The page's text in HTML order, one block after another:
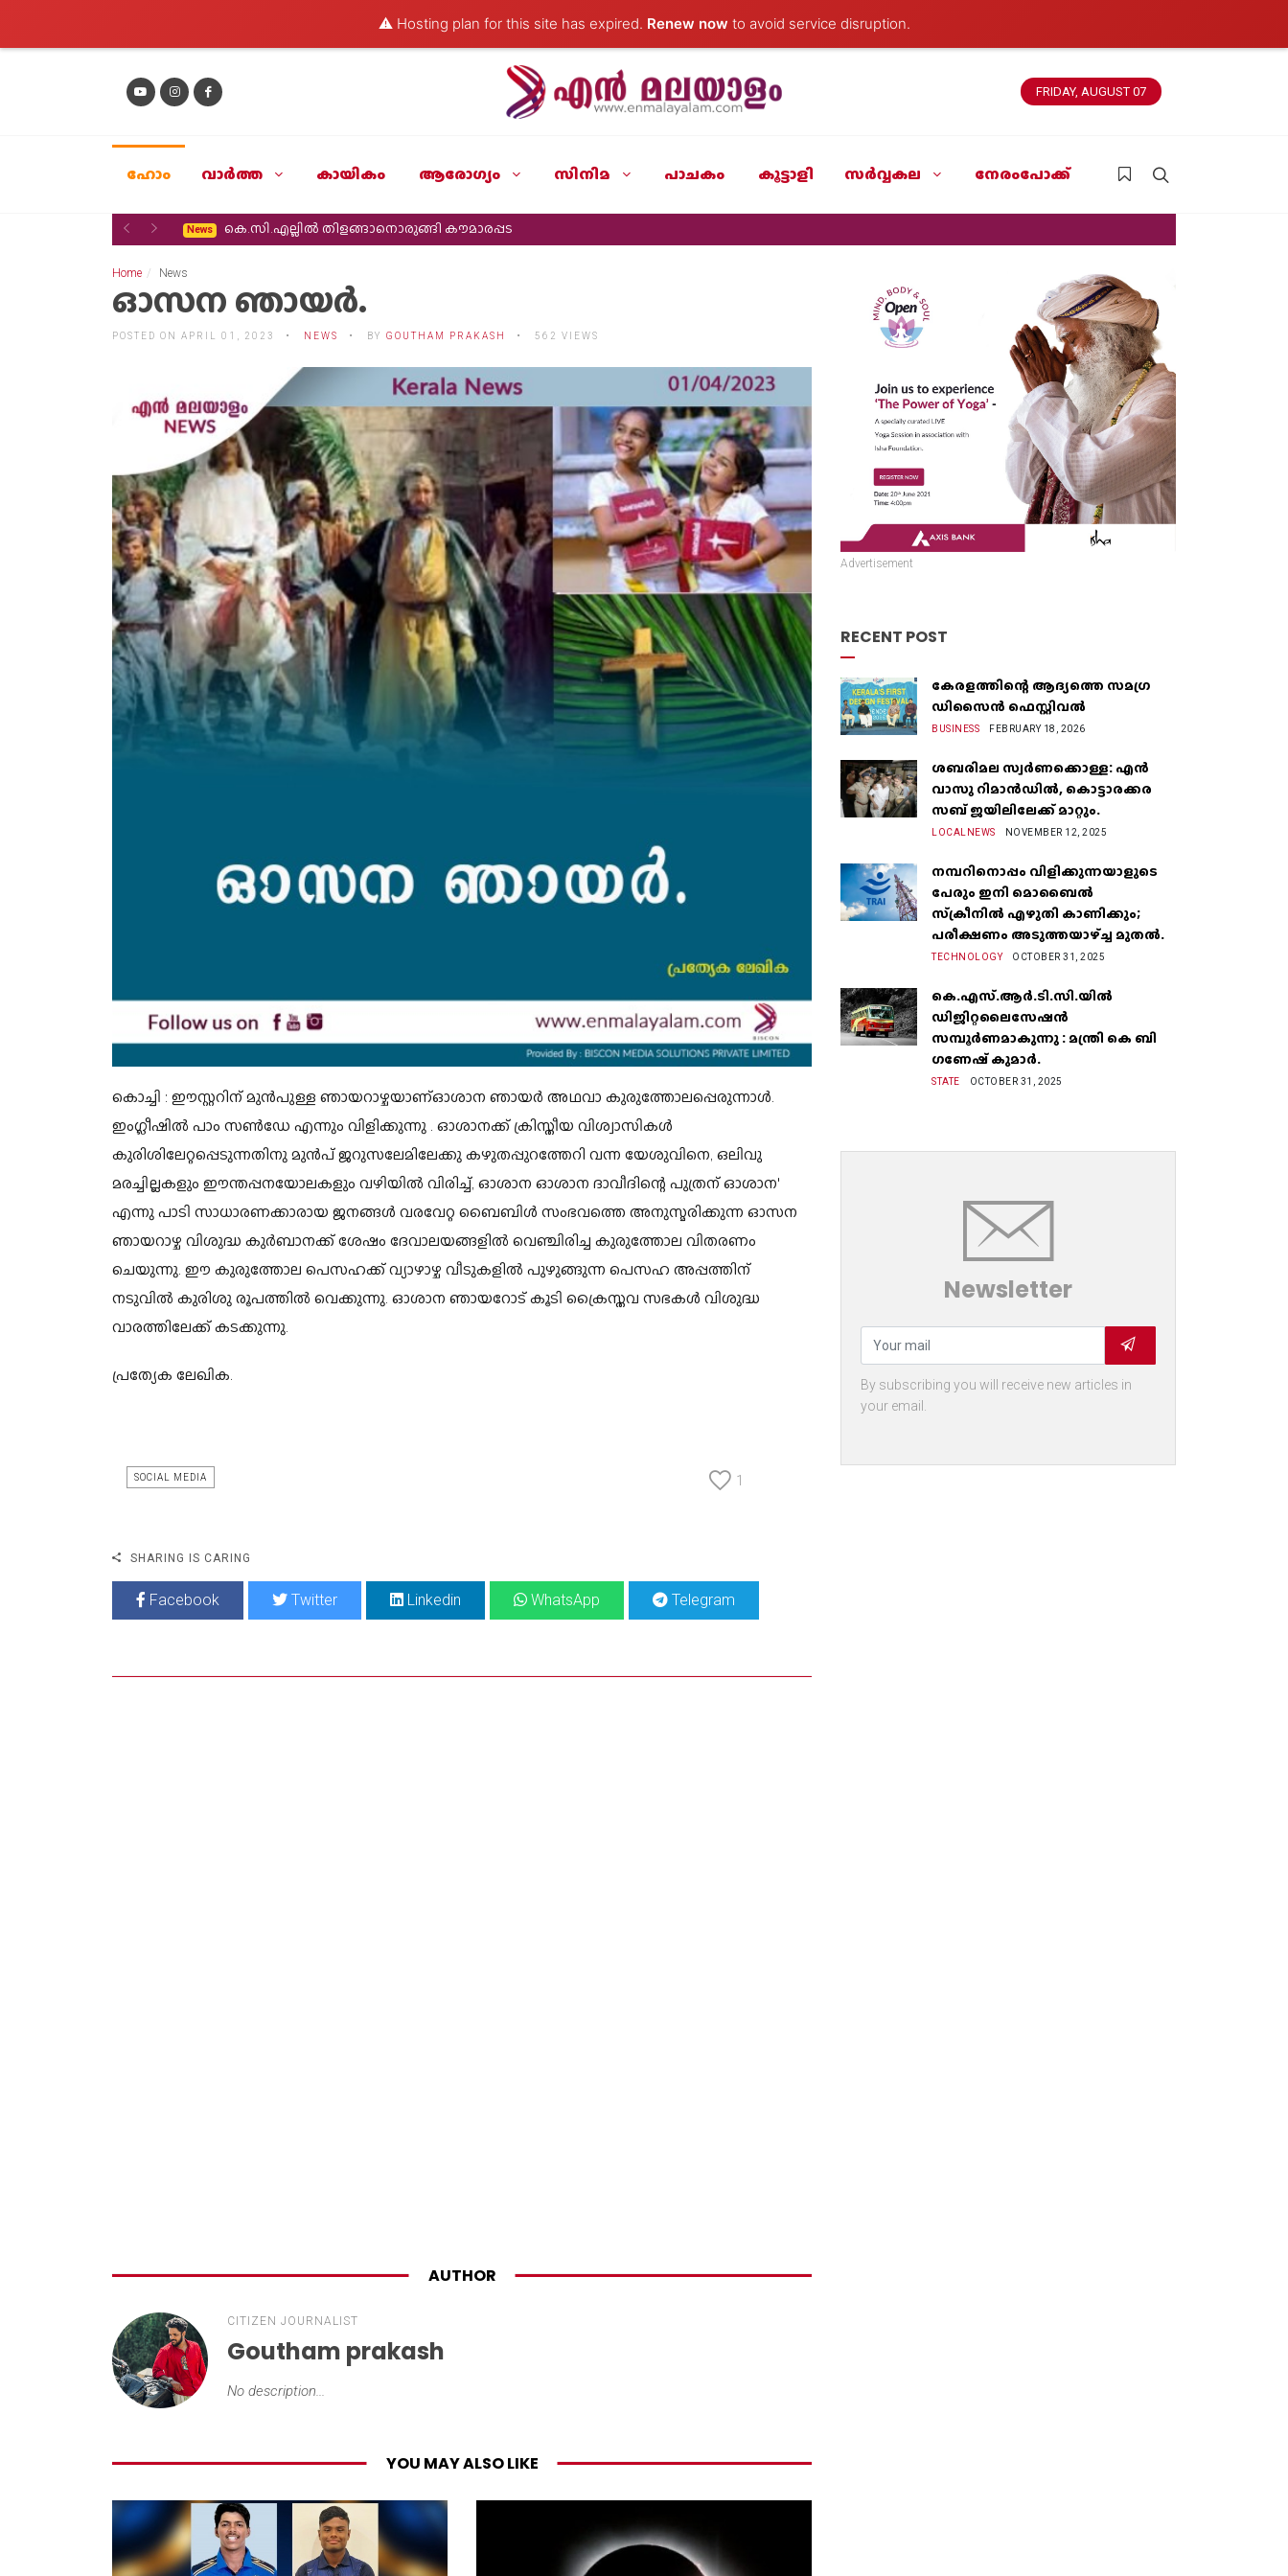
⚠️ Hosting plan for this site has expired. Renew now to avoid service disruption.
FRIDAY, AUGUST 07
ഹോം വാര്‍ത്ത കായികം ആരോഗ്യം സിനിമ പാചകം കൂട്ടാളി സർവ്വകല നേരംപോക്ക്
Previous
NextNews കെ.സി.എല്ലിൽ തിളങ്ങാനൊരുങ്ങി കൗമാരപ്പട
Home News
ഓസന ഞായർ.
POSTED ON APRIL 01, 2023 NEWS BY GOUTHAM PRAKASH 562 VIEWS
കൊച്ചി : ഈസ്റ്ററിന് മുൻപുള്ള ഞായറാഴ്ചയാണ്ഓശാന ഞായർ അഥവാ കുരുത്തോലപ്പെരുന്നാൾ.
ഇംഗ്ലീഷിൽ പാം സൺ‌ഡേ എന്നും വിളിക്കുന്നു . ഓശാനക്ക്‌ ക്രിസ്തീയ വിശ്വാസികൾ
കുരിശിലേറ്റപ്പെടുന്നതിനു മുൻപ്‌ ജറുസലേമിലേക്കു കഴുതപ്പുറത്തേറി വന്ന യേശുവിനെ, ഒലിവു
മരച്ചില്ലകളും ഈന്തപ്പനയോലകളും വഴിയിൽ വിരിച്ച്‌, ഓശാന ഓശാന ദാവീദിന്റെ പുത്രന്‌ ഓശാന'
എന്നു പാടി സാധാരണക്കാരായ ജനങ്ങൾ വരവേറ്റ ബൈബിൾ സംഭവത്തെ അനുസ്മരിക്കുന്ന ഓസന
ഞായറാഴ്ച വിശുദ്ധ കുർബാനക്ക്‌ ശേഷം ദേവാലയങ്ങളിൽ വെഞ്ചിരിച്ച കുരുത്തോല വിതരണം
ചെയുന്നു. ഈ കുരുത്തോല പെസഹക്ക്‌ വ്യാഴാഴ്ച വീടുകളിൽ പുഴുങ്ങുന്ന പെസഹ അപ്പത്തിന്
നടുവിൽ കുരിശു രൂപത്തിൽ വെക്കുന്നു. ഓശാന ഞായറോട് കൂടി ക്രൈസ്തവ സഭകൾ വിശുദ്ധ
വാരത്തിലേക്ക് കടക്കുന്നു.
പ്രത്യേക ലേഖിക.
SOCIAL MEDIA 1
SHARING IS CARING
Facebook Twitter Linkedin WhatsApp Telegram
AUTHOR
CITIZEN JOURNALIST
Goutham prakash
No description...
YOU MAY ALSO LIKE
Advertisement
RECENT POST
കേരളത്തിന്റെ ആദ്യത്തെ സമഗ്ര
ഡിസൈൻ ഫെസ്റ്റിവൽ
BUSINESS FEBRUARY 18, 2026
ശബരിമല സ്വർണക്കൊള്ള: എൻ
വാസു റിമാൻഡിൽ, കൊട്ടാരക്കര
സബ് ജയിലിലേക്ക് മാറ്റും.
LOCALNEWS NOVEMBER 12, 2025
നമ്പറിനൊപ്പം വിളിക്കുന്നയാളുടെ
പേരും ഇനി മൊബൈൽ
സ്‌ക്രീനില്‍ എഴുതി കാണിക്കും;
പരീക്ഷണം അടുത്തയാഴ്‌ച്ച മുതല്‍.
TECHNOLOGY OCTOBER 31, 2025
കെ.എസ്.ആർ.ടി.സി.യിൽ
ഡിജിറ്റലൈസേഷൻ
സമ്പൂർണമാകുന്നു : മന്ത്രി കെ ബി
ഗണേഷ് കുമാർ.
STATE OCTOBER 31, 2025
Newsletter
By subscribing you will receive new articles in
your email.